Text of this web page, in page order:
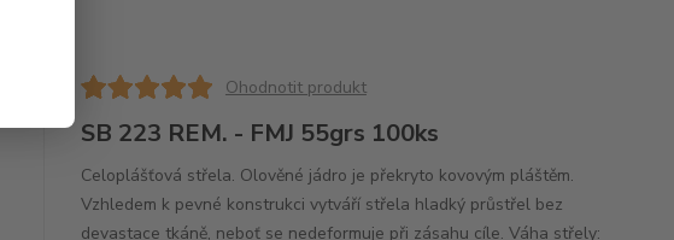
Ohodnotit produkt
SB 223 REM. - FMJ 55grs 100ks
Celoplášťová střela. Olověné jádro je překryto kovovým pláštěm.
Vzhledem k pevné konstrukci vytváří střela hladký průstřel bez
devastace tkáně, neboť se nedeformuje při zásahu cíle. Váha střely: